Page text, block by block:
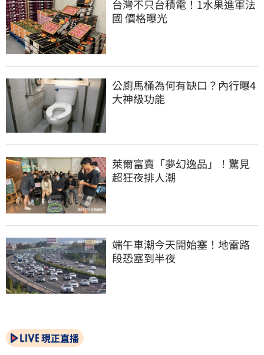
台灣不只台積電！1水果進軍法
國 價格曝光
公廁馬桶為何有缺口？內行曝4
大神級功能
萊爾富賣「夢幻逸品」！驚見
超狂夜排人潮
端午車潮今天開始塞！地雷路
段恐塞到半夜
現正直播